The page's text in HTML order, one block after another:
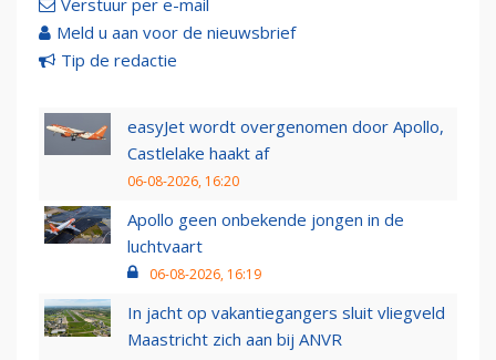
Verstuur per e-mail
Meld u aan voor de nieuwsbrief
Tip de redactie
easyJet wordt overgenomen door Apollo,
Castlelake haakt af
06-08-2026, 16:20
Apollo geen onbekende jongen in de
luchtvaart
06-08-2026, 16:19
In jacht op vakantiegangers sluit vliegveld
Maastricht zich aan bij ANVR